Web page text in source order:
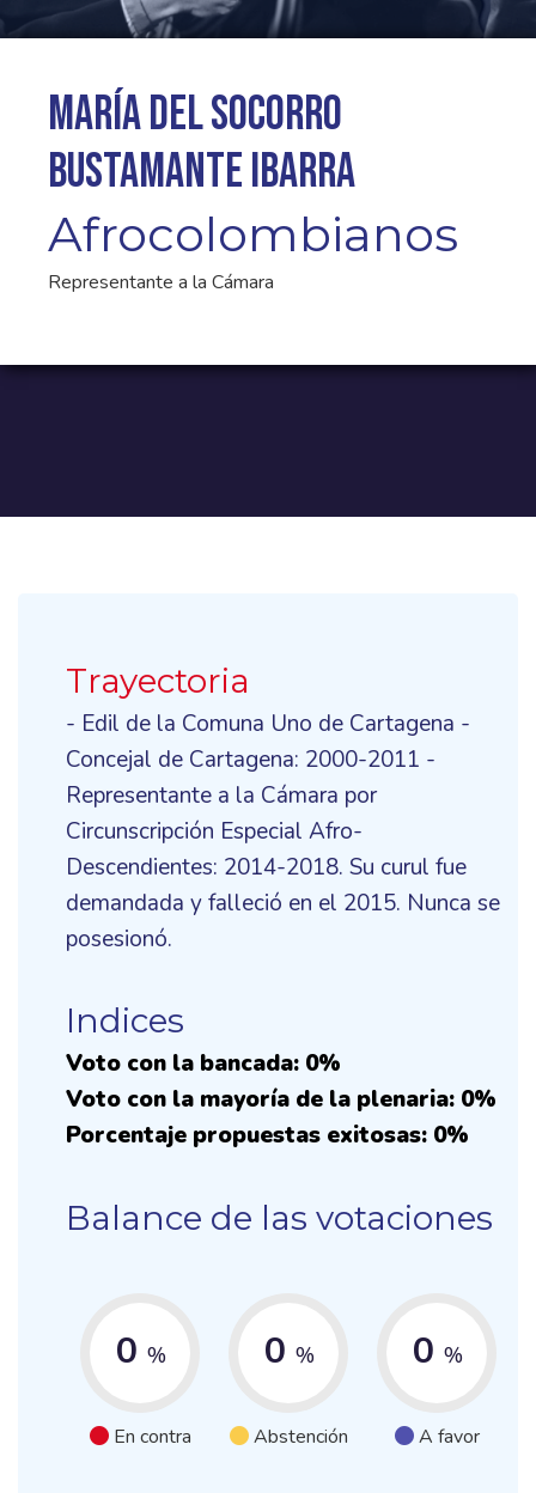
María del Socorro
Bustamante Ibarra
Afrocolombianos
Representante a la Cámara
Trayectoria
- Edil de la Comuna Uno de Cartagena -
Concejal de Cartagena: 2000-2011 -
Representante a la Cámara por
Circunscripción Especial Afro-
Descendientes: 2014-2018. Su curul fue
demandada y falleció en el 2015. Nunca se
posesionó.
Indices
Voto con la bancada: 0%
Voto con la mayoría de la plenaria: 0%
Porcentaje propuestas exitosas: 0%
Balance de las votaciones
0 %
En contra
0 %
Abstención
0 %
A favor